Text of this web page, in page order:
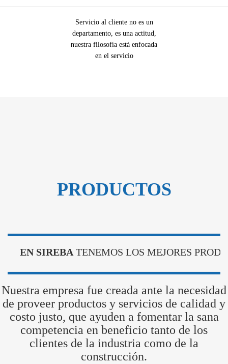
Servicio al cliente no es un
departamento, es una actitud,
nuestra filosofía está enfocada
en el servicio
PRODUCTOS
EN SIREBATENEMOS LOS MEJORES
Nuestra empresa fue creada ante la necesidad
de proveer productos y servicios de calidad y
costo justo, que ayuden a fomentar la sana
competencia en beneficio tanto de los
clientes de la industria como de la
construcción.